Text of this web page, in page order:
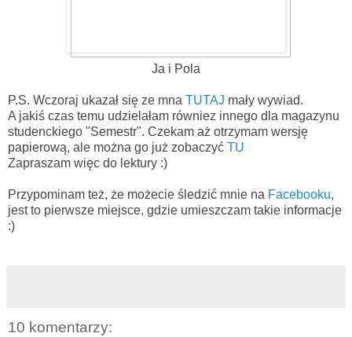
Ja i Pola
P.S. Wczoraj ukazał się ze mna TUTAJ mały wywiad.
A jakiś czas temu udzielałam równiez innego dla magazynu
studenckiego "Semestr". Czekam aż otrzymam wersję
papierową, ale można go już zobaczyć TU
Zapraszam więc do lektury :)
Przypominam też, że możecie śledzić mnie na Facebooku,
jest to pierwsze miejsce, gdzie umieszczam takie informacje
:)
10 komentarzy: